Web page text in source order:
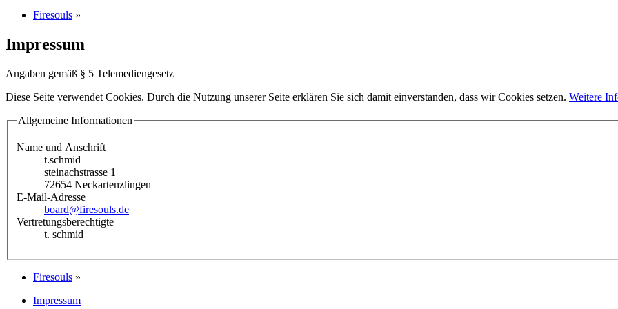
Firesouls »
Impressum
Angaben gemäß § 5 Telemediengesetz
Diese Seite verwendet Cookies. Durch die Nutzung unserer Seite erklären Sie sich damit einverstanden, dass wir Cookies setzen. Weitere
Allgemeine Informationen
Name und Anschrift
t.schmid
steinachstrasse 1
72654 Neckartenzlingen
E-Mail-Adresse
board@firesouls.de
Vertretungsberechtigte
t. schmid
Firesouls »
Impressum